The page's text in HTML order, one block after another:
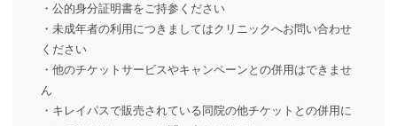
・公的身分証明書をご持参ください
・未成年者の利用につきましてはクリニックへお問い合わせ
ください
・他のチケットサービスやキャンペーンとの併用はできませ
ん
・キレイパスで販売されている同院の他チケットとの併用に